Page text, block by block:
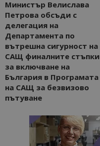
Министър Велислава
Петрова обсъди с
делегация на
Департамента по
вътрешна сигурност на
САЩ финалните стъпки
за включване на
България в Програмата
на САЩ за безвизово
пътуване